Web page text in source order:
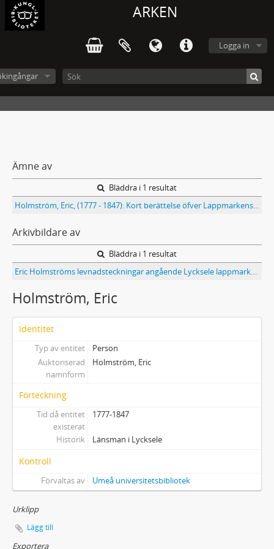
ARKEN
Logga in
Ämne av
Bläddra i 1 resultat
Holmström, Eric, (1777 - 1847): Kort berättelse öfver Lappmarkens äldsta inbyggare... 1700 - 1827
Arkivbildare av
Bläddra i 1 resultat
Eric Holmströms levnadsteckningar angående Lycksele lappmarkssocken
Holmström, Eric
Identitet
Typ av entitet
Person
Auktoriserad
namnform
Holmström, Eric
Förteckning
Tid då entitet
existerat
1777-1847
Historik Länsman i Lycksele
Kontroll
Förvaltas av Umeå universitetsbibliotek
Urklipp
Lägg till
Exportera